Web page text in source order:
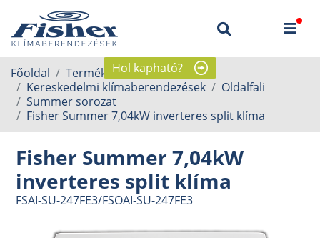
Hol kapható?
Főoldal
Termékek
Kereskedelmi klímaberendezések
Oldalfali
Summer sorozat
Fisher Summer 7,04kW inverteres split klíma
Fisher Summer 7,04kW
inverteres split klíma
FSAI-SU-247FE3/FSOAI-SU-247FE3